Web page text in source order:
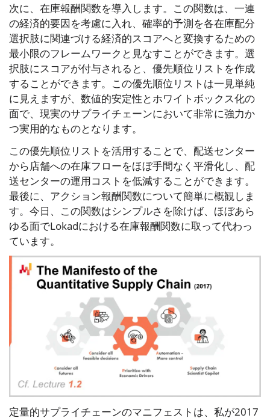
次に、在庫報酬関数を導入します。この関数は、一連
の経済的要因を考慮に入れ、確率的予測を各在庫配分
選択肢に関連づける経済的スコアへと変換するための
最小限のフレームワークと見なすことができます。選
択肢にスコアが付与されると、優先順位リストを作成
することができます。この優先順位リストは一見単純
に見えますが、数値的安定性とホワイトボックス化の
面で、現実のサプライチェーンにおいて非常に強力か
つ実用的なものとなります。
この優先順位リストを活用することで、配送センター
から店舗への在庫フローをほぼ手間なく平滑化し、配
送センターの運用コストを低減することができます。
最後に、アクション報酬関数について簡単に概観しま
す。今日、この関数はシンプルさを除けば、ほぼあら
ゆる面でLokadにおける在庫報酬関数に取って代わっ
ています。
定量的サプライチェーンのマニフェストは、私が2017